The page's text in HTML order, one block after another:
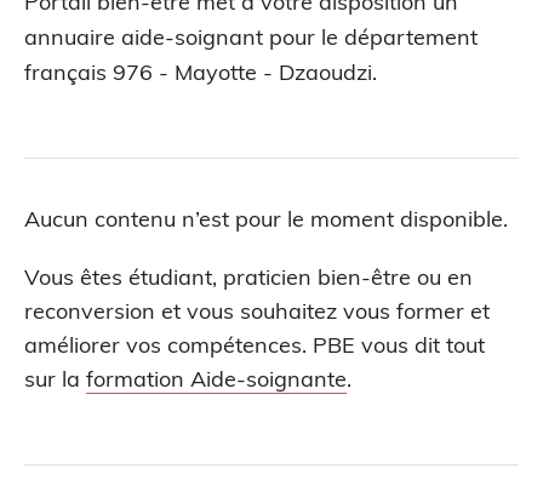
annuaire aide-soignant pour le département
français 976 - Mayotte - Dzaoudzi.
Aucun contenu n’est pour le moment disponible.
Vous êtes étudiant, praticien bien-être ou en
reconversion et vous souhaitez vous former et
améliorer vos compétences. PBE vous dit tout
sur la formation Aide-soignante.